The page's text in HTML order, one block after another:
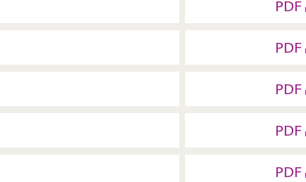
PDF
PDF
PDF
PDF
PDF